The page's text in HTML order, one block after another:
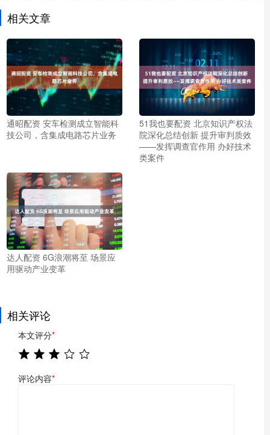
相关文章
通昭配资 安车检测成立智能科
技公司，含集成电路芯片业务
51我也要配资 北京知识产权法
院深化总结创新 提升审判质效
——发挥调查官作用 办好技术
类案件
达人配资 6G浪潮将至 场景应
用驱动产业变革
相关评论
本文评分*
评论内容*